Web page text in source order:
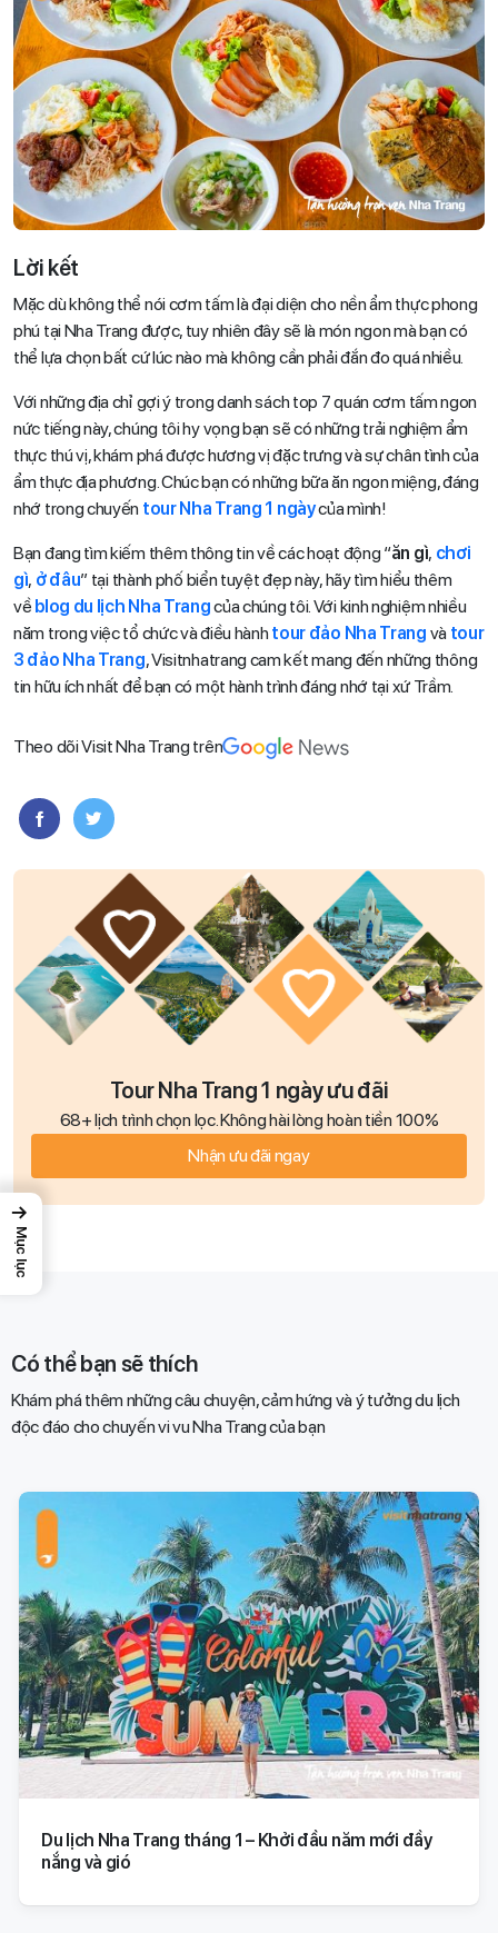
Lời kết
Mặc dù không thể nói cơm tấm là đại diện cho nền ẩm thực phong
phú tại Nha Trang được, tuy nhiên đây sẽ là món ngon mà bạn có
thể lựa chọn bất cứ lúc nào mà không cần phải đắn đo quá nhiều.
Với những địa chỉ gợi ý trong danh sách top 7 quán cơm tấm ngon
nức tiếng này, chúng tôi hy vọng bạn sẽ có những trải nghiệm ẩm
thực thú vị, khám phá được hương vị đặc trưng và sự chân tình của
ẩm thực địa phương. Chúc bạn có những bữa ăn ngon miệng, đáng
nhớ trong chuyến tour Nha Trang 1 ngàycủa mình!
Bạn đang tìm kiếm thêm thông tin về các hoạt động “ăn gì, chơi
gì, ở đâu” tại thành phố biển tuyệt đẹp này, hãy tìm hiểu thêm
về blog du lịch Nha Trangcủa chúng tôi. Với kinh nghiệm nhiều
năm trong việc tổ chức và điều hành tour đảo Nha Trang và tour
3 đảo Nha Trang, Visitnhatrang cam kết mang đến những thông
tin hữu ích nhất để bạn có một hành trình đáng nhớ tại xứ Trầm.
Theo dõi Visit Nha Trang trên
Tour Nha Trang 1 ngày ưu đãi
68+ lịch trình chọn lọc. Không hài lòng hoàn tiền 100%
Nhận ưu đãi ngay
Có thể bạn sẽ thích
Khám phá thêm những câu chuyện, cảm hứng và ý tưởng du lịch
độc đáo cho chuyến vi vu Nha Trang của bạn​
Du lịch Nha Trang tháng 1 – Khởi đầu năm mới đầy
nắng và gió
→
Mục lục